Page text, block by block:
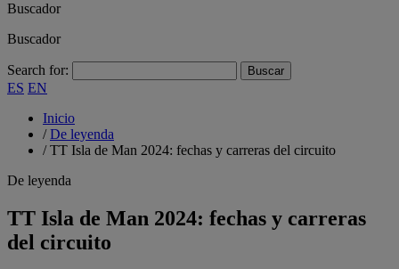
Buscador
Buscador
Search for:
ES EN
Inicio
/De leyenda
/TT Isla de Man 2024: fechas y carreras del circuito
De leyenda
TT Isla de Man 2024: fechas y carreras
del circuito